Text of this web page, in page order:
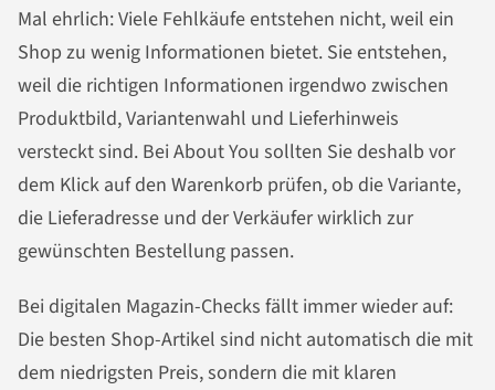
Mal ehrlich: Viele Fehlkäufe entstehen nicht, weil ein
Shop zu wenig Informationen bietet. Sie entstehen,
weil die richtigen Informationen irgendwo zwischen
Produktbild, Variantenwahl und Lieferhinweis
versteckt sind. Bei About You sollten Sie deshalb vor
dem Klick auf den Warenkorb prüfen, ob die Variante,
die Lieferadresse und der Verkäufer wirklich zur
gewünschten Bestellung passen.
Bei digitalen Magazin-Checks fällt immer wieder auf:
Die besten Shop-Artikel sind nicht automatisch die mit
dem niedrigsten Preis, sondern die mit klaren